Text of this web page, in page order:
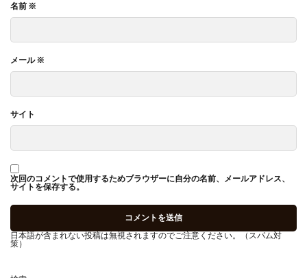
名前 ※
メール※
サイト
次回のコメントで使用するためブラウザーに自分の名前、メールアドレス、
サイトを保存する。
日本語が含まれない投稿は無視されますのでご注意ください。（スパム対
策）